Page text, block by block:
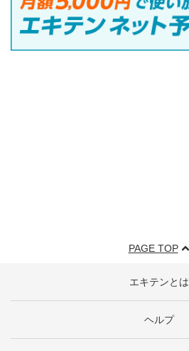
PAGE TOP
エキテンとは
ヘルプ